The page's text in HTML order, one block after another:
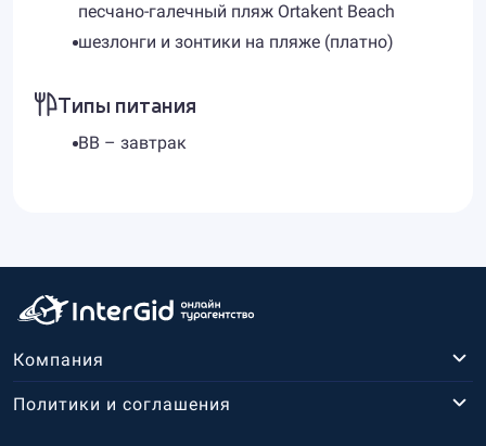
песчано-галечный пляж Ortakent Beach
шезлонги и зонтики на пляже (платно)
Типы питания
BB – завтрак
Компания
Политики и соглашения